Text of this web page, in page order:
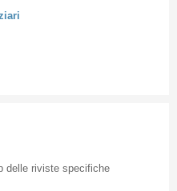
delle riviste specifiche